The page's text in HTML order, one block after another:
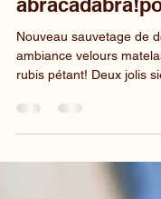
5 mai 2023
1 min
Nouveau sauvetage de
rubis pétant! Deux jolis